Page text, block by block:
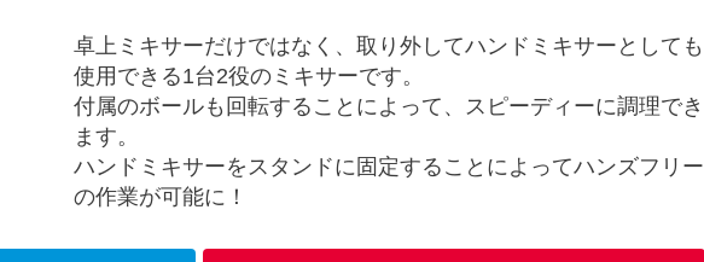
卓上ミキサーだけではなく、取り外してハンドミキサーとしても
使用できる1台2役のミキサーです。
付属のボールも回転することによって、スピーディーに調理でき
ます。
ハンドミキサーをスタンドに固定することによってハンズフリー
の作業が可能に！